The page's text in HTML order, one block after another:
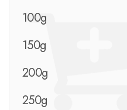
100g
150g
200g
250g